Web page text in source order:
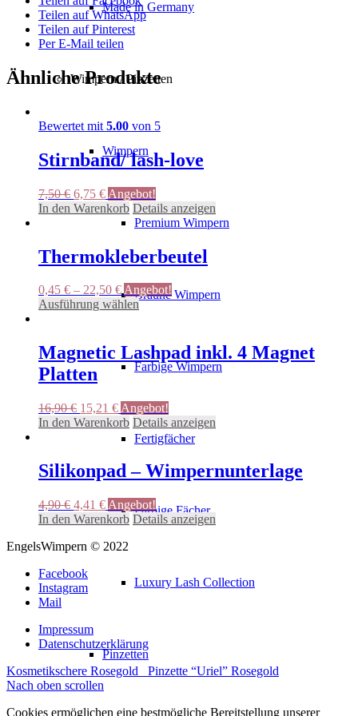
Made in Germany
Wimpern / Pinzetten
Wimpern
Premium Wimpern
Braune Wimpern
Farbige Wimpern
Fertigfächer
Farbige Fächer
Luxury Lash Collection
Pinzetten
Teilen auf WhatsApp
Teilen auf Pinterest
Per E-Mail teilen
Ähnliche Produkte
Bewertet mit 5.00 von 5
Stirnband/ lash-love
7,50€ Ursprünglicher
Preis
6,75 €Aktueller
Preis
Angebot!
In den Warenkorb Details anzeigen
Thermokleberbeutel
0,45 € – 22,50 €Angebot!
Ausführung wählenDieses
mehrere
Varianten
auf.
Optionen
können
auf
der
Produktseite
gewählt
Magnetic Lashpad inkl. 4 Magnet
Platten
16,90€ Ursprünglicher
Preis
15,21 €Aktueller
Preis
ist:
Angebot!
In den Warenkorb Details anzeigen
Silikonpad – Wimpernunterlage
4,90€ Ursprünglicher
Preis
4,90 €
4,41 €Aktueller
Preis
4,41 €.
Angebot!
In den Warenkorb Details anzeigen
EngelsWimpern © 2022
Facebook
Instagram
Mail
Impressum
Datenschutzerklärung
Kosmetikschere Rosegold
Pinzette “Uriel” Rosegold
Nach oben scrollen
Cookies ermöglichen eine bestmögliche Bereitstellung unserer